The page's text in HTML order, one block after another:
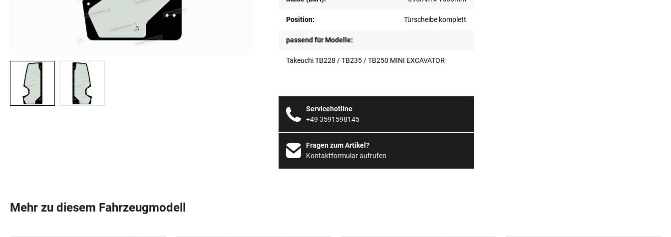
Position: Türscheibe komplett
passend für Modelle:
Takeuchi TB228 / TB235 / TB250 MINI EXCAVATOR
Servicehotline
+49 3591598145
Fragen zum Artikel?
Kontaktformular aufrufen
Mehr zu diesem Fahrzeugmodell